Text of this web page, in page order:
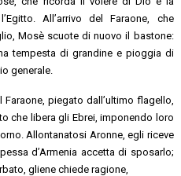
All’arrivo del Faraone, che
Mosè scuote di nuovo il bastone:
tempesta di grandine e pioggia di
generale.
Faraone, piegato dall’ultimo flagello,
che libera gli Ebrei, imponendo loro
Allontanatosi Aronne, egli riceve
d’Armenia accetta di sposarlo;
gliene chiede ragione,